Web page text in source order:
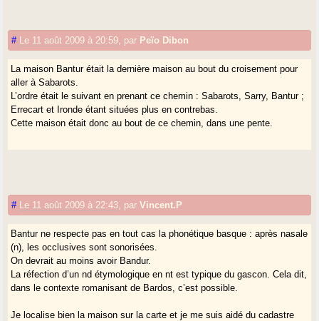
# Le 11 août 2009 à 20:59 par Peïo Dibon
La maison Bantur était la dernière maison au bout du croisement pour
aller à Sabarots.
L’ordre était le suivant en prenant ce chemin : Sabarots, Sarry, Bantur ;
Errecart et Ironde étant situées plus en contrebas.
Cette maison était donc au bout de ce chemin, dans une pente.
# Le 11 août 2009 à 22:43 parVincent.P
Bantur ne respecte pas en tout cas la phonétique basque : après nasale
(n), les occlusives sont sonorisées.
On devrait au moins avoir Bandur.
La réfection d’un nd étymologique en nt est typique du gascon. Cela dit,
dans le contexte romanisant de Bardos, c’est possible.
Je localise bien la maison sur la carte et je me suis aidé du cadastre